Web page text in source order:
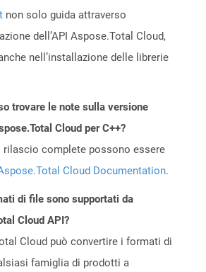
non solo guida attraverso
dell’API Aspose.Total Cloud,
nell’installazione delle librerie
trovare le note sulla versione
Cloud per C++?
rilascio complete possono essere
Cloud Documentation.
di file sono supportati da
Cloud API?
Cloud può convertire i formati di
famiglia di prodotti a